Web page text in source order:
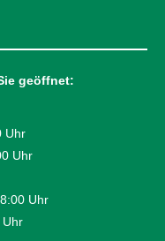
geöffnet:
Uhr
Uhr
Uhr
Uhr